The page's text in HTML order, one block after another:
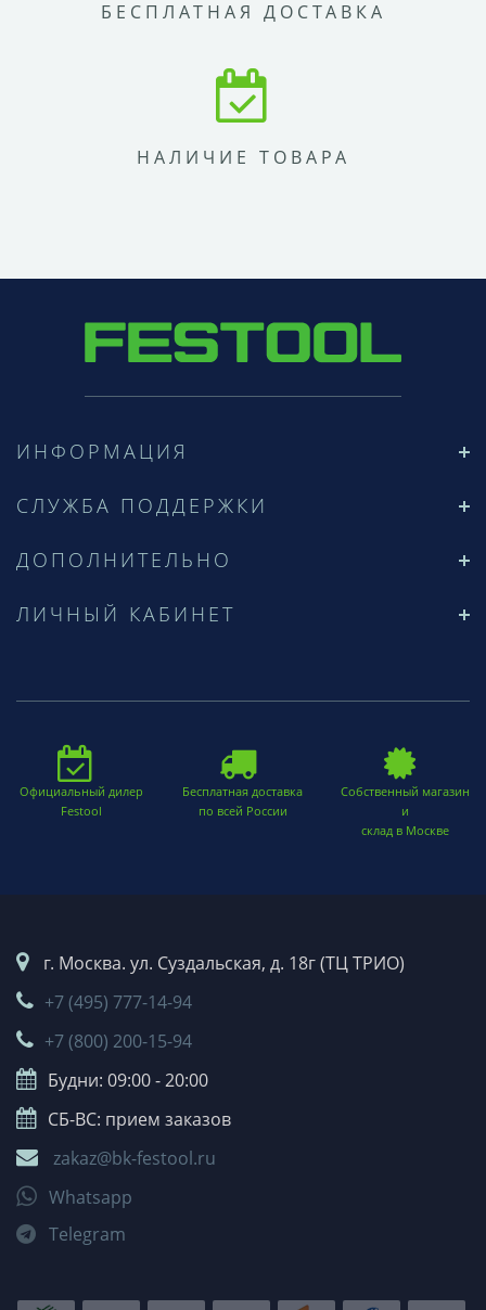
БЕСПЛАТНАЯ ДОСТАВКА
НАЛИЧИЕ ТОВАРА
ИНФОРМАЦИЯ
СЛУЖБА ПОДДЕРЖКИ
ДОПОЛНИТЕЛЬНО
ЛИЧНЫЙ КАБИНЕТ
Официальный дилер
Festool
Бесплатная доставка
по всей России
Собственный магазин
и
склад в Москве
г. Москва. ул. Суздальская, д. 18г (ТЦ ТРИО)
+7 (495) 777-14-94
+7 (800) 200-15-94
Будни: 09:00 - 20:00
СБ-ВС: прием заказов
zakaz@bk-festool.ru
Whatsapp
Telegram